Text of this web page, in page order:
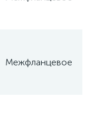
Межфланцевое